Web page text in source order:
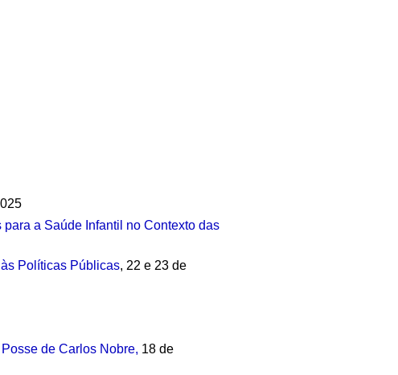
a Saúde Infantil no Contexto das
Políticas Públicas, 22 e 23 de
de Carlos Nobre, 18 de